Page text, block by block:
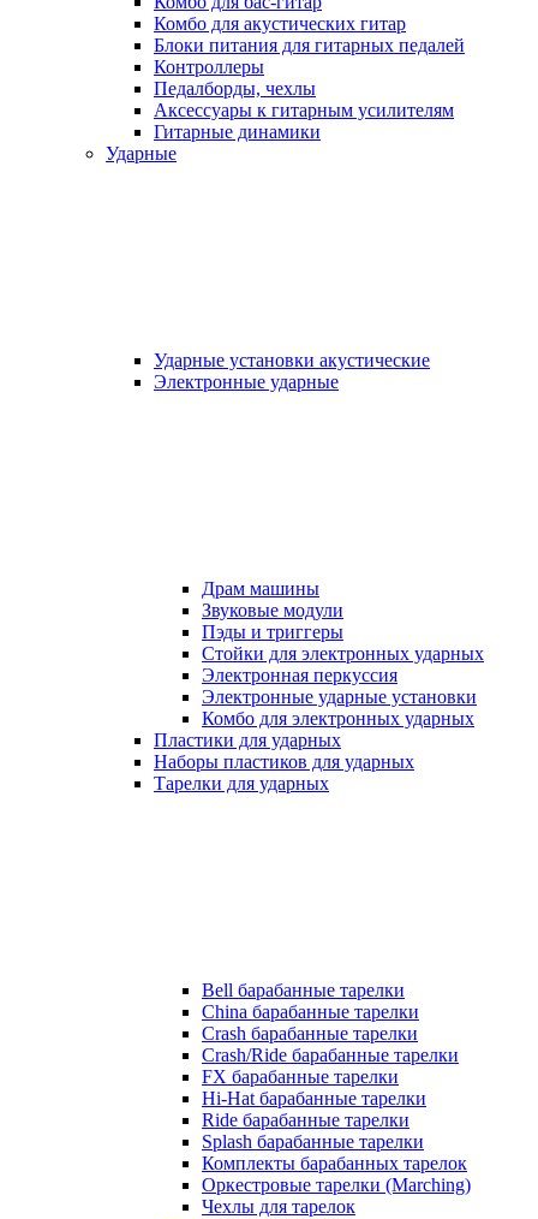
Комбо для акустических гитар
Блоки питания для гитарных педалей
Контроллеры
Педалборды, чехлы
Аксеcсуары к гитарным усилителям
Гитарные динамики
Ударные
Ударные установки акустические
Электронные ударные
Драм машины
Звуковые модули
Пэды и триггеры
Стойки для электронных ударных
Электронная перкуссия
Электронные ударные установки
Комбо для электронных ударных
Пластики для ударных
Наборы пластиков для ударных
Тарелки для ударных
Bell барабанные тарелки
China барабанные тарелки
Crash барабанные тарелки
Crash/Ride барабанные тарелки
FX барабанные тарелки
Hi-Hat барабанные тарелки
Ride барабанные тарелки
Splash барабанные тарелки
Комплекты барабанных тарелок
Оркестровые тарелки (Marching)
Чехлы для тарелок